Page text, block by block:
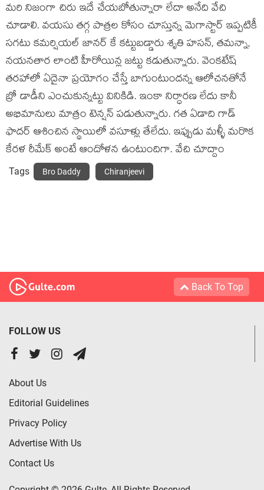
మరి నిజంగా చిరు ఇదే చేయబోతున్నారా లేదా అనేది వేచి
చూడాలి. వయసు తగ్గ పాత్రల కోసం చూస్తున్న మెగాస్టార్ ఇప్పటికీ
సగటు కమర్షియల్ జానర్ కే కట్టుబడ్డారు శృతి హసన్, తమన్నా,
నయనతార లాంటి హీరోయిన్ల జట్టు కడుతున్నారు. వెంకటేష్
తరహాలో ఏదైనా ప్రయోగం చేస్తే బాగుంటుందన్న ఆలోచనతోనే
బ్రో డాడీని ఎంచుకున్నట్టు వినికిడి. ఇంకా నిర్ధారణ లేదు కానీ
అభిమానులు మాత్రం టెన్షన్ పడుతున్నారు. గత ఏడాది గాడ్
ఫాదర్ ఆశించిన స్థాయిలో వసూళ్లు తేలేదు. ఇప్పుడు మళ్ళీ మరొక
కేరళ రీమేక్ అంటే ఆందోళన ఉంటుందిగా. వేచి చూద్దాం
Tags Bro Daddy Chiranjeevi
Back To Top
FOLLOW US
About Us
Editorial Guidelines
Privacy Policy
Advertise With Us
Contact Us